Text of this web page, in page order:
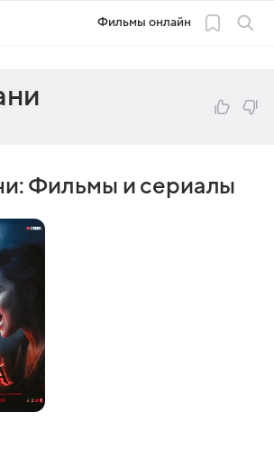
Фильмы онлайн
Фильмы и сериалы